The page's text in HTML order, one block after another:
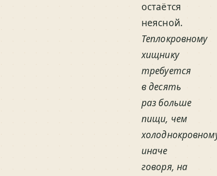
остаётся
неясной.
Теплокровному
хищнику
требуется
в десять
раз больше
пищи, чем
иначе
говоря, на